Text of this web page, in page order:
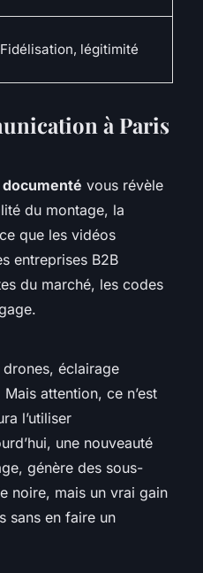
Fidélisation, légitimité
à Paris
vous révèle
du montage, la
que les vidéos
entreprises B2B
du marché, les codes
éclairage
attention, ce n’est
l’utiliser
une nouveauté
génère des sous-
noire, mais un vrai gain
sans en faire un